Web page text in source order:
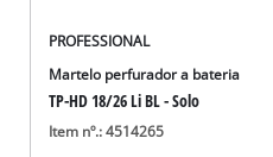
PROFESSIONAL
Martelo perfurador a bateria
TP-HD 18/26 Li BL - Solo
Item nº.: 4514265